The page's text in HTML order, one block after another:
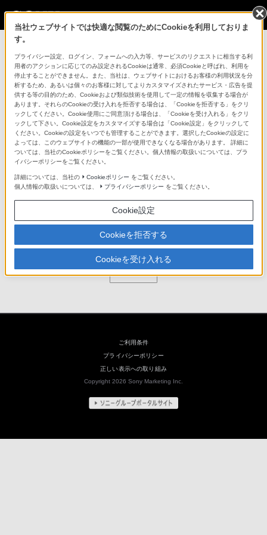
４Ｋ放送、４Ｋ配信について 閉じる
＊2 本機で、「4K試験放送」、4K専門チャンネルを含む「スカパー! プレミアムサ
ービス」、「スカパー! プレミアムサービス光」を視聴するためには、スカパー! プ
レミアムサービス対応のアンテナ（別売。「スカパー! プレミアムサービス光」は
不要です）、スカパー! ICカード（本機非同梱。スカパー! カスタマーセンターへお
申し込み後、送付されます）が必要です。また、「スカパー! プレミアムサービ
ス」のペイ・パー・ビュー、「スカパー! プレミアムサービス光」、「Netflix」、
「ひかりＴＶ ４Ｋ」ビデオオンデマンド配信、「4Kアクトビラ」、
「YouTube™」を視聴するためには、インターネット接続が必要です。なお、「ス
NTT西日本または光コラボレーション事業者が提供する光回線が必要です。なお、
それぞれのサービスの視聴には、申し込みまたは別途契約が必要です。「スカパ
ンド配信、 「4Kアクトビラ」を視聴するためには、ネットワークダウンロードも
しくは放送ダウンロード等によるソフトウェアアップデートが必要な場合がありま
す。サービスは予告なく変更・停止・終了する場合があります。また、第三者が提
供するサービスについて、ソニーはいかなる責任も負いかねますのであらかじめご
閉じる
ご利用条件
プライバシーポリシー
正しい表示への取り組み
Copyright 2026 Sony Marketing Inc.
当社ウェブサイトでは快適な閲覧のためにCookieを利用しておりま
す。
プライバシー設定、ログイン、フォームへの入力等、サービスのリクエストに相当する利
用者のアクションに応じてのみ設定されるCookieは通常、必須Cookieと呼ばれ、利用を
停止することができません。また、当社は、ウェブサイトにおけるお客様の利用状況を分
析するため、あるいは個々のお客様に対してよりカスタマイズされたサービス・広告を提
供する等の目的のため、Cookieおよび類似技術を使用して一定の情報を収集する場合が
あります。それらのCookieの受け入れを拒否する場合は、「Cookieを拒否する」をクリ
ックしてください。Cookie使用にご同意頂ける場合は、「Cookieを受け入れる」をクリ
ックして下さい。Cookie設定をカスタマイズする場合は「Cookie設定」をクリックして
ください。Cookieの設定をいつでも管理することができます。選択したCookieの設定に
よっては、このウェブサイトの機能の一部が使用できなくなる場合があります。 詳細に
ついては、当社のCookieポリシーをご覧ください。個人情報の取扱いについては、プラ
イバシーポリシーをご覧ください。
詳細については、当社の Cookieポリシー をご覧ください。
個人情報の取扱いについては、
プライバシーポリシー をご覧ください。
Cookie設定
Cookieを拒否する
Cookieを受け入れる